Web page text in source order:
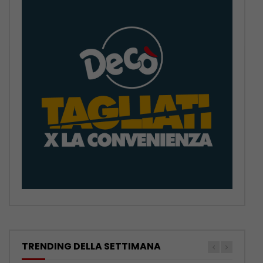
TRENDING DELLA SETTIMANA